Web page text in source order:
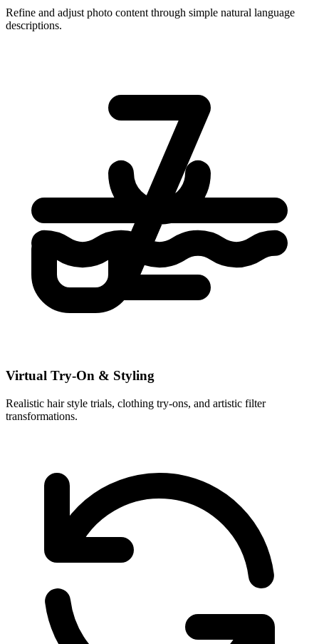
Refine and adjust photo content through simple natural language
descriptions.
Virtual Try-On & Styling
Realistic hair style trials, clothing try-ons, and artistic filter
transformations.